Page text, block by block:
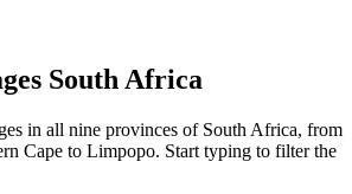
South Africa
in all nine provinces of South Africa, from
Cape to Limpopo. Start typing to filter the